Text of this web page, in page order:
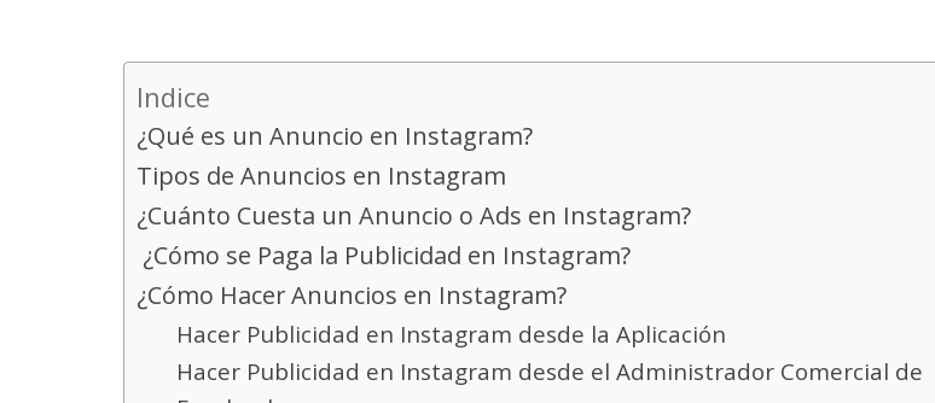
Indice
¿Qué es un Anuncio en Instagram?
Tipos de Anuncios en Instagram
¿Cuánto Cuesta un Anuncio o Ads en Instagram?
¿Cómo se Paga la Publicidad en Instagram?
¿Cómo Hacer Anuncios en Instagram?
Hacer Publicidad en Instagram desde la Aplicación
Hacer Publicidad en Instagram desde el Administrador Comercial de